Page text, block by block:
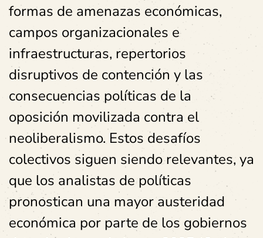
formas de amenazas económicas,
campos organizacionales e
infraestructuras, repertorios
disruptivos de contención y las
consecuencias políticas de la
oposición movilizada contra el
neoliberalismo. Estos desafíos
colectivos siguen siendo relevantes, ya
que los analistas de políticas
pronostican una mayor austeridad
económica por parte de los gobiernos